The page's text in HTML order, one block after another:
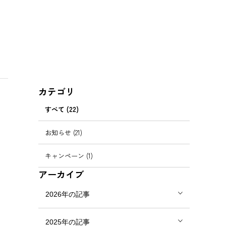
カテゴリ
すべて (22)
お知らせ (21)
キャンペーン (1)
アーカイブ
2026年の記事
2025年の記事